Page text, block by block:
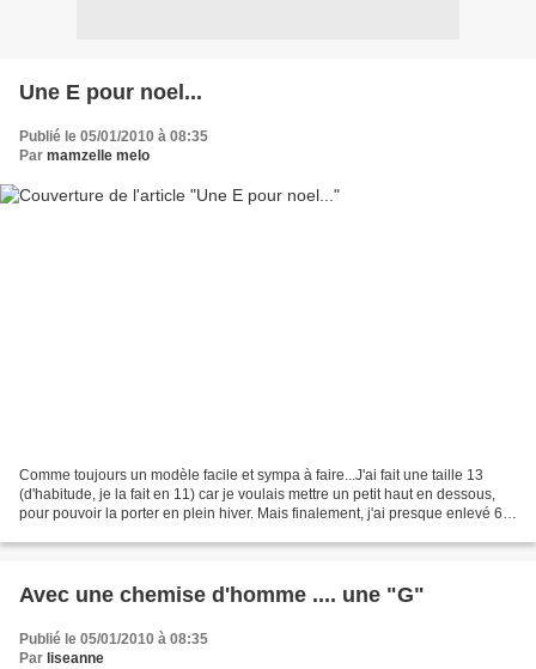
Une E pour noel...
Publié le 05/01/2010 à 08:35
Par mamzelle melo
Comme toujours un modèle facile et sympa à faire...J'ai fait une taille 13
(d'habitude, je la fait en 11) car je voulais mettre un petit haut en dessous,
pour pouvoir la porter en plein hiver. Mais finalement, j'ai presque enlevé 6
Avec une chemise d'homme .... une "G"
Publié le 05/01/2010 à 08:35
Par liseanne